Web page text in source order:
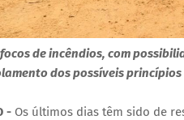
de incêndios, com
dos possíveis princípios
- Os últimos dias têm sido de